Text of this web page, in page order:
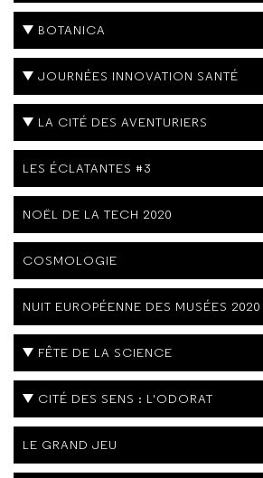
BOTANICA
JOURNÉES INNOVATION SANTÉ
LA CITÉ DES AVENTURIERS
LES ÉCLATANTES #3
NOËL DE LA TECH 2020
COSMOLOGIE
NUIT EUROPÉENNE DES MUSÉES 2020
FÊTE DE LA SCIENCE
CITÉ DES SENS : L'ODORAT
LE GRAND JEU